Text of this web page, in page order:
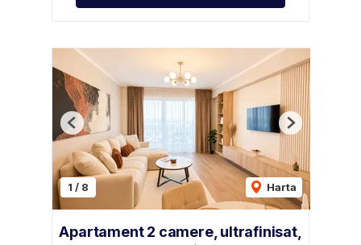
1 / 8 Harta
Previous Next
Apartament 2 camere, ultrafinisat,